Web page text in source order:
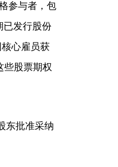
参与者，包
已发行股份
心雇员获
些股票期权
东批准采纳